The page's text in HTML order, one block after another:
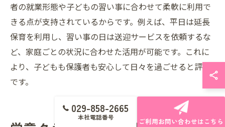
者の就業形態や子どもの習い事に合わせて柔軟に利用で
きる点が支持されているからです。例えば、平日は延長
保育を利用し、習い事の日は送迎サービスを依頼するな
ど、家庭ごとの状況に合わせた活用が可能です。これに
より、子どもも保護者も安心して日々を過ごせると評判
です。
029-858-2665
本社電話番号 ご利用お問い合わせはこちら